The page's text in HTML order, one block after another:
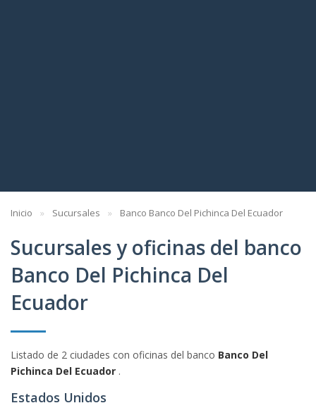
Inicio Sucursales Banco Banco Del Pichinca Del Ecuador
Sucursales y oficinas del banco
Banco Del Pichinca Del
Ecuador
Listado de 2 ciudades con oficinas del banco Banco Del
Pichinca Del Ecuador .
Estados Unidos